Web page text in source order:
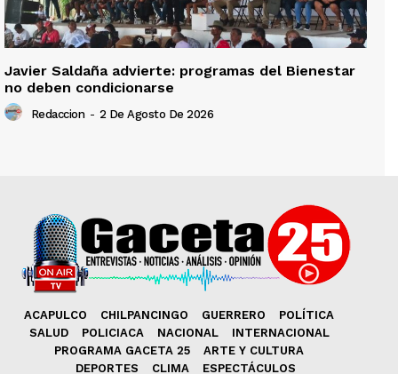
Javier Saldaña advierte: programas del Bienestar
no deben condicionarse
Redaccion - 2 De Agosto De 2026
ACAPULCO CHILPANCINGO GUERRERO
POLÍTICA
SALUD
POLICIACA NACIONAL
INTERNACIONAL
PROGRAMA GACETA 25
ARTE Y CULTURA
DEPORTES
CLIMA ESPECTÁCULOS